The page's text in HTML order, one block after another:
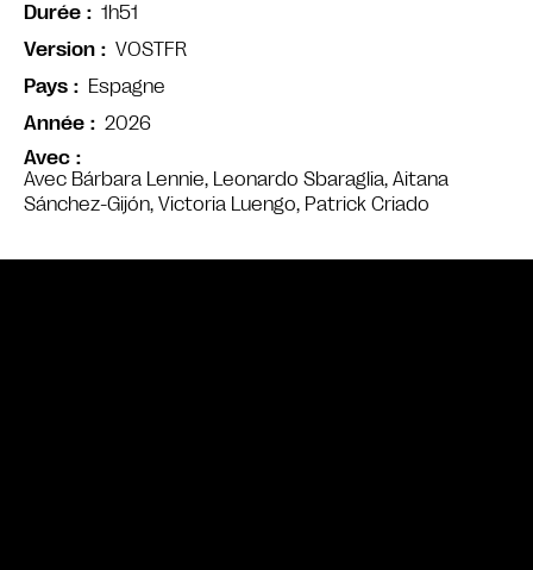
Avec
Avec Bárbara Lennie, Leonardo Sbaraglia, Aitana
Sánchez-Gijón, Victoria Luengo, Patrick Criado
Durée
1h51
Version
VOSTFR
Pays
Espagne
Année
2026